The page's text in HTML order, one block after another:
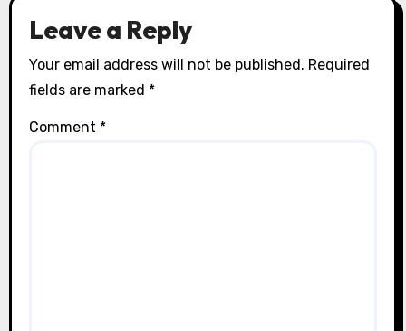
Leave a Reply
Your email address will not be published. Required
fields are marked *
Comment *